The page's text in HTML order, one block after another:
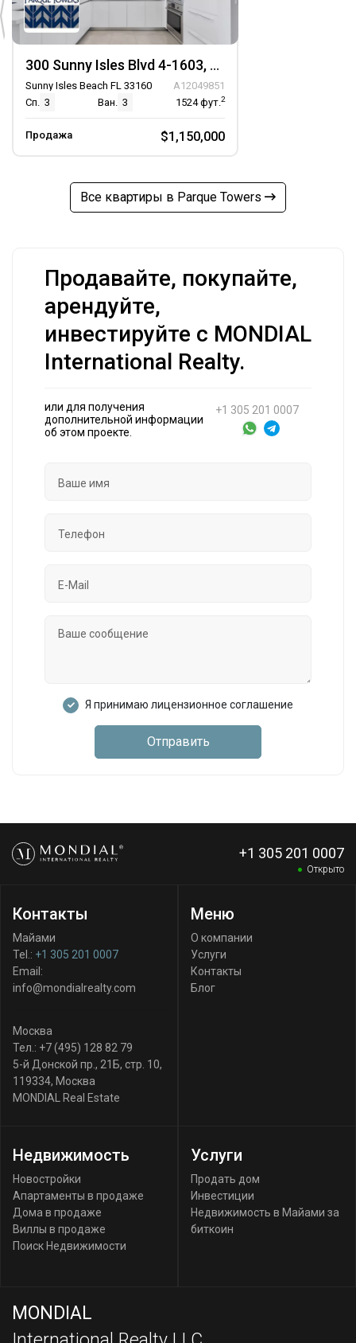
300 Sunny Isles Blvd 4-1603, Unit 4-1603
Sunny Isles Beach FL 33160
A12049851
Сп. 3 Ван. 3 1524фут.2
Продажа $1,150,000
Все квартиры в Parque Towers
Продавайте, покупайте,
арендуйте,
инвестируйте с MONDIAL
International Realty.
или для получения
дополнительной информации
об этом проекте.
+1 305 201 0007
Я принимаю лицензионное соглашение
Отправить
+1 305 201 0007
Открыто
Контакты
Майами
Tel.: +1 305 201 0007
Email:
info@mondialrealty.com
Москва
Тел.: +7 (495) 128 82 79
5-й Донской пр., 21Б, стр. 10,
119334, Москва
MONDIAL Real Estate
Меню
О компании
Услуги
Контакты
Блог
Недвижимость
Новостройки
Апартаменты в продаже
Дома в продаже
Виллы в продаже
Поиск Недвижимости
Услуги
Продать дом
Инвестиции
Недвижимость в Майами за
биткоин
MONDIAL